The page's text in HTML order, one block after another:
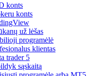
konts
konts
už lėšas
programėlė
klientas
trader 5
sąskaitą